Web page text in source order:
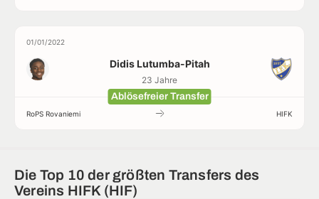
01/01/2022
Didis Lutumba-Pitah
23 Jahre
Ablösefreier Transfer
RoPS Rovaniemi HIFK
Die Top 10 der größten Transfers des
Vereins HIFK (HIF)